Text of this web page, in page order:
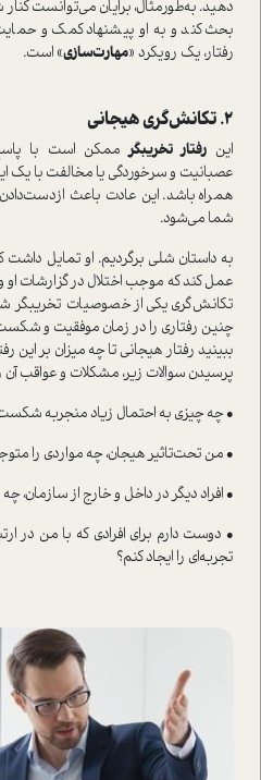
دهید. به‌طورمثال، برایان می‌توانست
بحث کند و به او پیشنهاد کمک و
رفتار، یک رویکرد «مهارت‌سازی» ا‌ست.
2. تکانش‌گری هیجانی
اینرفتار تخریبگرممکن ا‌ست با پاسخ
عصبانیت و سرخوردگی یا مخالفت با یک
همراه باشد. این عادت باعث از‌دست‌دادن
شما می‌شود.
به دا‌ستان شلی برگردیم. او تمایل داشت
عمل کند که موجب اختلال در گزارشات
تکانش‌گری یکی از خصوصیات تخریبگر
چنین رفتاری را در زمان موفقیت و
ببینید رفتار هیجانی تا چه میزان بر این
پرسیدن سوالات زیر، مشکلات و عواقب آن
• چه چیزی به احتمال زیاد منجر‌به
• من تحت‌تاثیر هیجان، چه مواردی را
• افراد دیگر در داخل و خارج از سازمان،
• دوست دارم برای افرادی که با من در
تجربه‌ای را ایجاد کنم؟